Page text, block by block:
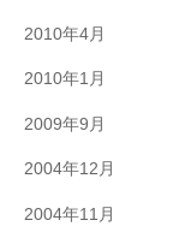
2010年4月
2010年1月
2009年9月
2004年12月
2004年11月